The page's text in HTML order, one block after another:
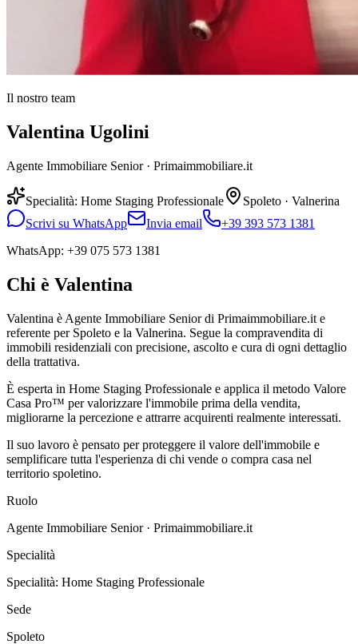
Il nostro team
Valentina Ugolini
Agente Immobiliare Senior · Primaimmobiliare.it
Specialità: Home Staging Professionale
Spoleto · Valnerina
Scrivi su WhatsApp
Invia email
+39 393 573 1381
WhatsApp: +39 075 573 1381
Chi è Valentina
Valentina è Agente Immobiliare Senior di Primaimmobiliare.it e
referente per Spoleto e la Valnerina. Segue la compravendita di
immobili residenziali con precisione, ascolto e cura di ogni dettaglio
della trattativa.
È esperta in Home Staging Professionale e applica il metodo Valore
Casa Pro™ per valorizzare l'immobile prima della vendita,
migliorarne la percezione e attrarre acquirenti realmente interessati.
Il suo lavoro è pensato per proteggere il valore dell'immobile e
semplificare tutta l'esperienza di chi vende o compra casa nel
territorio spoletino.
Ruolo
Agente Immobiliare Senior · Primaimmobiliare.it
Specialità
Specialità: Home Staging Professionale
Sede
Spoleto